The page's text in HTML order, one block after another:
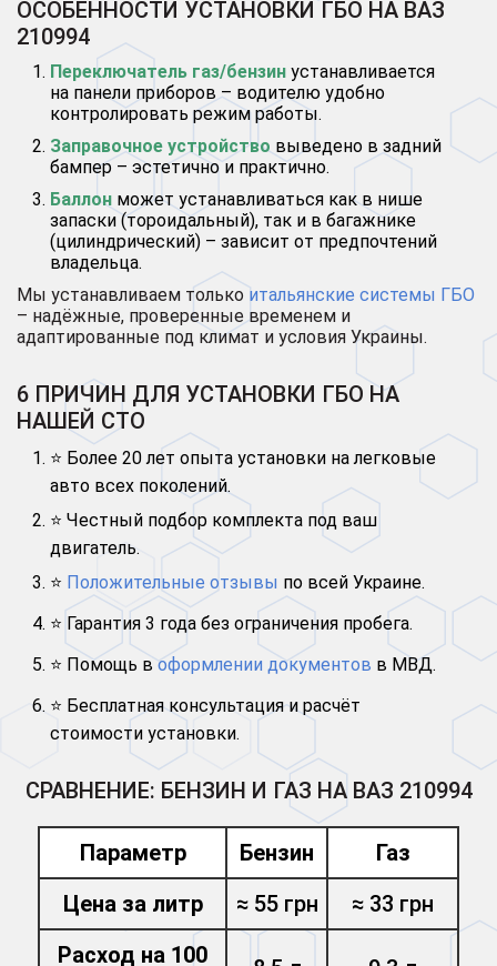
ОСОБЕННОСТИ УСТАНОВКИ ГБО НА ВАЗ
210994
Переключатель газ/бензин устанавливается
на панели приборов – водителю удобно
контролировать режим работы.
Заправочное устройство выведено в задний
бампер – эстетично и практично.
Баллон может устанавливаться как в нише
запаски (тороидальный), так и в багажнике
(цилиндрический) – зависит от предпочтений
владельца.
Мы устанавливаем только итальянские системы ГБО
– надёжные, проверенные временем и
адаптированные под климат и условия Украины.
6 ПРИЧИН ДЛЯ УСТАНОВКИ ГБО НА
НАШЕЙ СТО
⭐ Более 20 лет опыта установки на легковые
авто всех поколений.
⭐ Честный подбор комплекта под ваш
двигатель.
⭐ Положительные отзывы по всей Украине.
⭐ Гарантия 3 года без ограничения пробега.
⭐ Помощь воформлении документов в МВД.
⭐ Бесплатная консультация и расчёт
стоимости установки.
СРАВНЕНИЕ: БЕНЗИН И ГАЗ НА ВАЗ 210994
Параметр Бензин
Газ
Цена за литр
≈ 55 грн
≈ 33 грн
Расход на 100